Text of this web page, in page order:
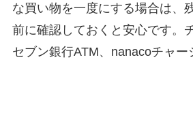
な買い物を一度にする場合は、
前に確認しておくと安心です。
セブン銀行ATM、nanacoチャー